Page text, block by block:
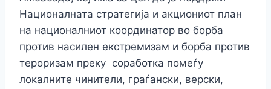
Националната стратегија и акциониот план
на националниот координатор во борба
против насилен екстремизам и борба против
тероризам преку соработка помеѓу
локалните чинители, граѓански, верски,